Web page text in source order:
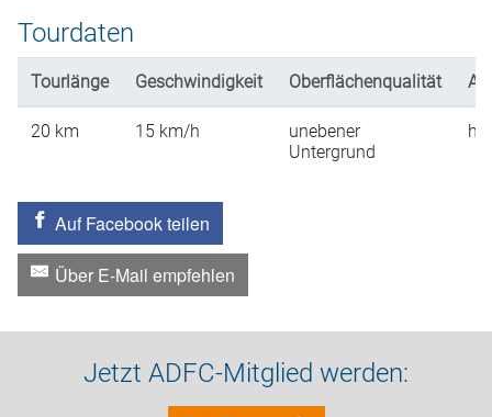
Tourdaten
Tourlänge Geschwindigkeit Oberflächenqualität
20 km 15 km/h
unebener
Untergrund
Auf Facebook teilen
Über E-Mail empfehlen
Jetzt ADFC-Mitglied werden: